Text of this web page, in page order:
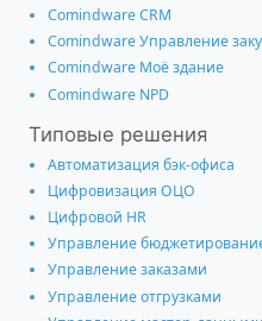
Comindware CRM
Comindware Управление
Comindware Моё здание
Comindware NPD
Типовые решения
Автоматизация бэк-офиса
Цифровизация ОЦО
Цифровой HR
Управление
Управление заказами
Управление отгрузками